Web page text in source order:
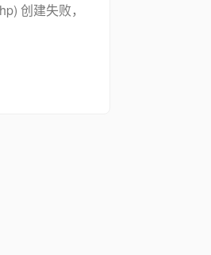
创建失败，